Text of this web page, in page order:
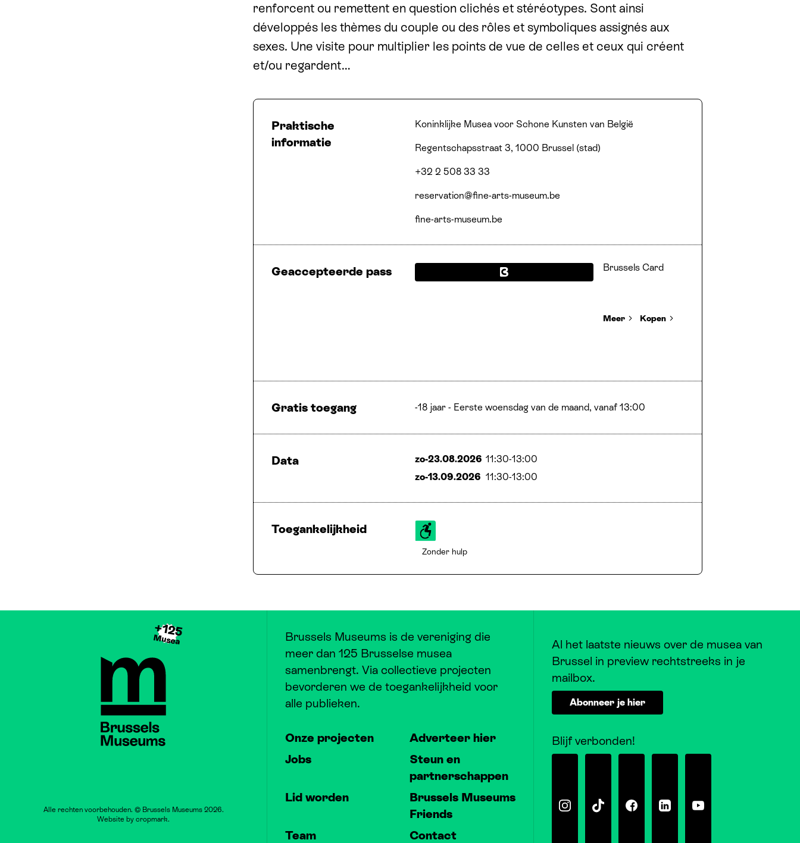
renforcent ou remettent en question clichés et stéréotypes. Sont ainsi
développés les thèmes du couple ou des rôles et symboliques assignés aux
sexes. Une visite pour multiplier les points de vue de celles et ceux qui créent
et/​ou regardent…
Praktische
informatie
Plaats
Koninklijke Musea voor Schone Kunsten van België
Adres
Regentschapsstraat 3, 1000 Brussel (stad)
Telefoonnummer
+32 2 508 33 33
E-mail
reservation@​fine-​arts-​museum.​be
Website
fine​-arts​-muse​um​.be
Geaccepteerde pass Brussels Card
Meer Kopen
Gratis toegang -18 jaar - Eerste woensdag van de maand, vanaf 13:00
Data zo-23.08.2026 11:30-13:00
zo-13.09.2026 11:30-13:00
Toegankelijkheid
Zonder hulp
+125
Musea
Brussels Museums
Alle rechten voorbehouden. © Brussels Museums 2026.
Website by cropmark.
Brussels Museums is de vereniging die
meer dan 125 Brusselse musea
samenbrengt. Via collectieve projecten
bevorderen we de toegankelijkheid voor
alle publieken.
Onze projecten
Adverteer hier
Jobs
Steun en
partnerschappen
Lid worden
Brussels Museums
Friends
Team
Contact
Al het laatste nieuws over de musea van
Brussel in preview rechtstreeks in je
mailbox.
Abonneer je hier
Blijf verbonden!
InstagramTiktok FacebookLinkedinYoutube